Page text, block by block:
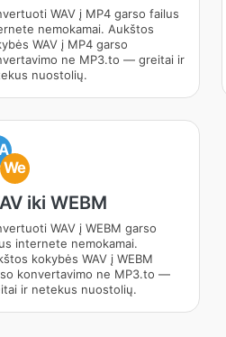
WAV į MP4 garso failus
nemokamai. Aukštos
WAV į MP4 garso
ne MP3.to — greitai ir
nuostolių.
We
iki WEBM
WAV į WEBM garso
internete nemokamai.
kokybės WAV į WEBM
konvertavimo ne MP3.to —
ir netekus nuostolių.